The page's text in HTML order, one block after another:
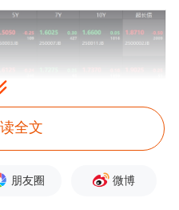
全文
朋友圈 微博